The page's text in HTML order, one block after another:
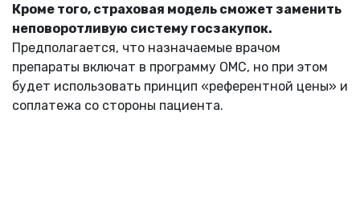
Кроме того, страховая модель сможет заменить
неповоротливую систему госзакупок.
Предполагается, что назначаемые врачом
препараты включат в программу ОМС, но при этом
будет использовать принцип «референтной цены» и
соплатежа со стороны пациента.